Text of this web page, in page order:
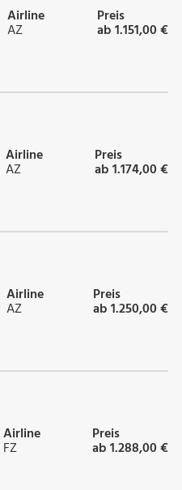
Airline
AZ
Preis
ab 1.151,00 €
Airline
AZ
Preis
ab 1.174,00 €
Airline
AZ
Preis
ab 1.250,00 €
Airline
FZ
Preis
ab 1.288,00 €